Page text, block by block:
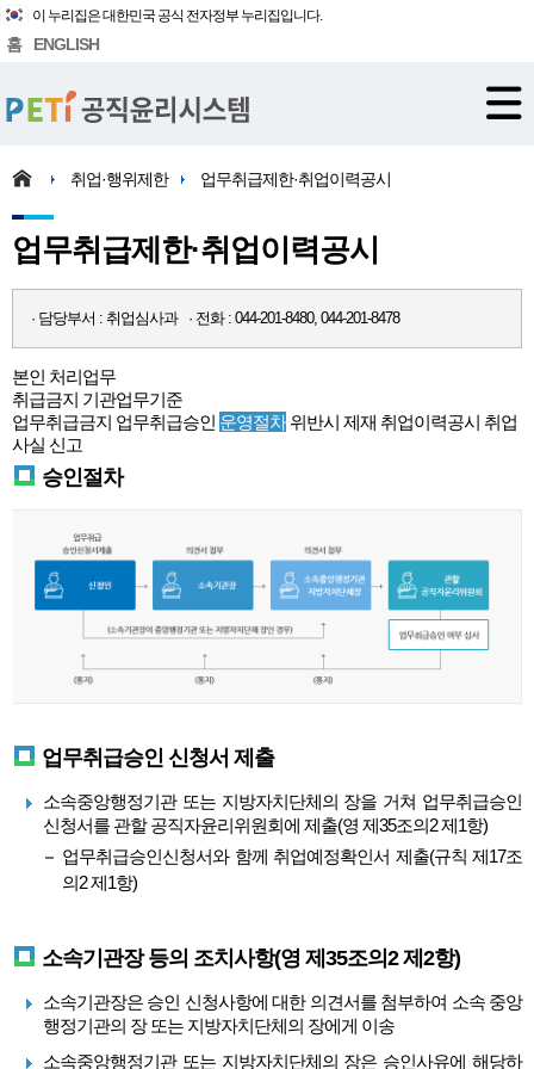
이 누리집은 대한민국 공식 전자정부 누리집입니다.
홈 ENGLISH
취업·행위제한 업무취급제한·취업이력공시
업무취급제한·취업이력공시
· 담당부서 : 취업심사과 · 전화 : 044-201-8480, 044-201-8478
본인 처리업무
취급금지 기관업무기준
업무취급금지 업무취급승인 운영절차 위반시 제재 취업이력공시 취업
사실 신고
승인절차
업무취급승인 신청서 제출
소속중앙행정기관 또는 지방자치단체의 장을 거쳐 업무취급승인
신청서를 관할 공직자윤리위원회에 제출(영 제35조의2 제1항)
업무취급승인신청서와 함께 취업예정확인서 제출(규칙 제17조
의2 제1항)
소속기관장 등의 조치사항(영 제35조의2 제2항)
소속기관장은 승인 신청사항에 대한 의견서를 첨부하여 소속 중앙
행정기관의 장 또는 지방자치단체의 장에게 이송
소속중앙행정기관 또는 지방자치단체의 장은 승인사유에 해당하